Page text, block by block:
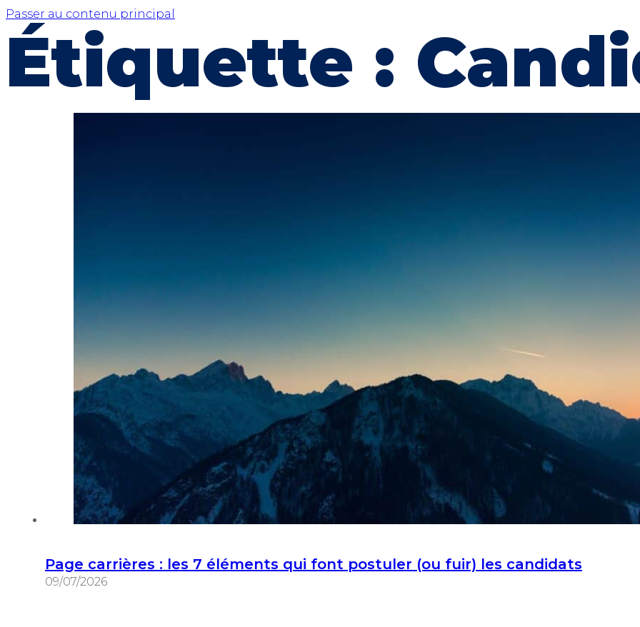
Passer au contenu principal
Étiquette :
Page carrières : les 7 éléments qui font postuler (ou fuir) les candidats
09/07/2026